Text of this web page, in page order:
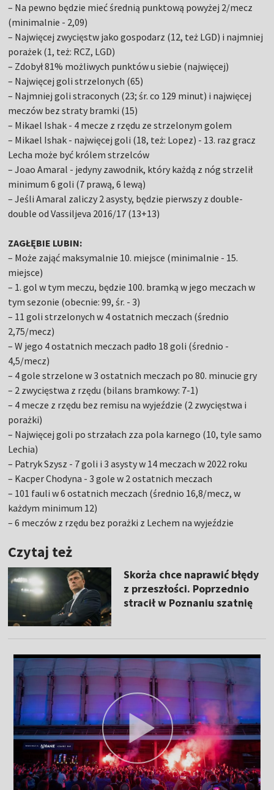
– Na pewno będzie mieć średnią punktową powyżej 2/mecz
(minimalnie - 2,09)
– Najwięcej zwycięstw jako gospodarz (12, też LGD) i najmniej
porażek (1, też: RCZ, LGD)
– Zdobył 81% możliwych punktów u siebie (najwięcej)
– Najwięcej goli strzelonych (65)
– Najmniej goli straconych (23; śr. co 129 minut) i najwięcej
meczów bez straty bramki (15)
– Mikael Ishak - 4 mecze z rzędu ze strzelonym golem
– Mikael Ishak - najwięcej goli (18, też: Lopez) - 13. raz gracz
Lecha może być królem strzelców
– Joao Amaral - jedyny zawodnik, który każdą z nóg strzelił
minimum 6 goli (7 prawą, 6 lewą)
– Jeśli Amaral zaliczy 2 asysty, będzie pierwszy z double-
double od Vassiljeva 2016/17 (13+13)
ZAGŁĘBIE LUBIN:
– Może zająć maksymalnie 10. miejsce (minimalnie - 15.
miejsce)
– 1. gol w tym meczu, będzie 100. bramką w jego meczach w
tym sezonie (obecnie: 99, śr. - 3)
– 11 goli strzelonych w 4 ostatnich meczach (średnio
2,75/mecz)
– W jego 4 ostatnich meczach padło 18 goli (średnio -
4,5/mecz)
– 4 gole strzelone w 3 ostatnich meczach po 80. minucie gry
– 2 zwycięstwa z rzędu (bilans bramkowy: 7-1)
– 4 mecze z rzędu bez remisu na wyjeździe (2 zwycięstwa i
porażki)
– Najwięcej goli po strzałach zza pola karnego (10, tyle samo
Lechia)
– Patryk Szysz - 7 goli i 3 asysty w 14 meczach w 2022 roku
– Kacper Chodyna - 3 gole w 2 ostatnich meczach
– 101 fauli w 6 ostatnich meczach (średnio 16,8/mecz, w
każdym minimum 12)
– 6 meczów z rzędu bez porażki z Lechem na wyjeździe
Czytaj też
Skorża chce naprawić błędy
z przeszłości. Poprzednio
stracił w Poznaniu szatnię